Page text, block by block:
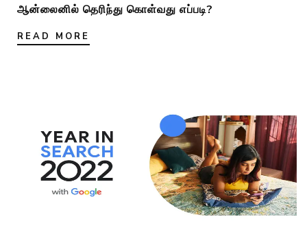
ஆன்லைனில் தெரிந்து கொள்வது எப்படி?
READ MORE